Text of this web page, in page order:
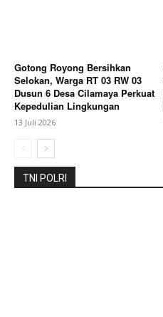
Gotong Royong Bersihkan
Selokan, Warga RT 03 RW 03
Dusun 6 Desa Cilamaya Perkuat
Kepedulian Lingkungan
13 Juli 2026
TNI POLRI